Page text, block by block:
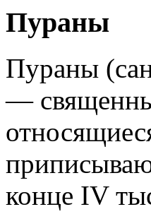
Пураны
Пураны
—
конце IV